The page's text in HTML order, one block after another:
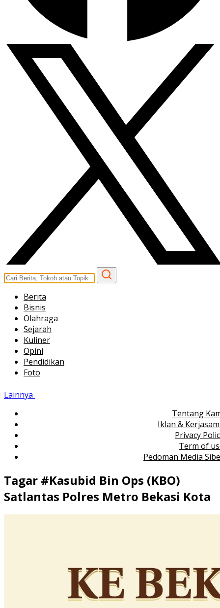
Berita
Bisnis
Olahraga
Sejarah
Kuliner
Opini
Pendidikan
Foto
Lainnya
Tentang
Iklan &
Privacy
Term of
Pedoman Media
Tagar #Kasubid Bin Ops (KBO)
Satlantas Polres Metro Bekasi Kota